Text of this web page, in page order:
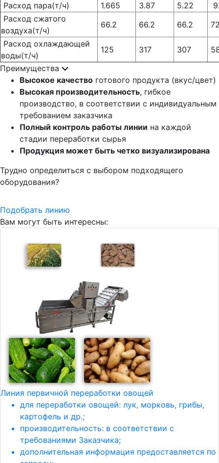
Расход пара(т/ч)
1.665 3.87 5.22
Расход сжатого
воздуха(т/ч)
66.2 66.2 66.2
Расход охлаждающей
воды(т/ч)
125 317 307
Преимущества
Высокое качество готового продукта (вкус/цвет)
Высокая производительность, гибкое
производство, в соответствии с индивидуальным
требованием заказчика
Полный контроль работы линии на каждой
стадии переработки сырья
Продукция может быть четко визуализирована
Трудно определиться с выбором подходящего
оборудования?
Подобрать линию
Вам могут быть интересны:
Линия первичной переработки овощей
для переработки овощей: лук, морковь, грибы,
картофель и др.;
производительность: в соответствии с
требованиями Заказчика;
дополнительная информация предоставляется по